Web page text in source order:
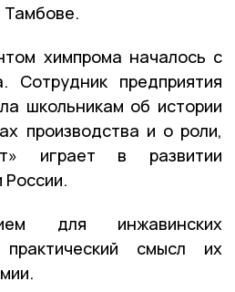
Тамбове.
химпрома началось с
Сотрудник предприятия
школьникам об истории
производства и о роли,
играет в развитии
России.
для инжавинских
смысл их